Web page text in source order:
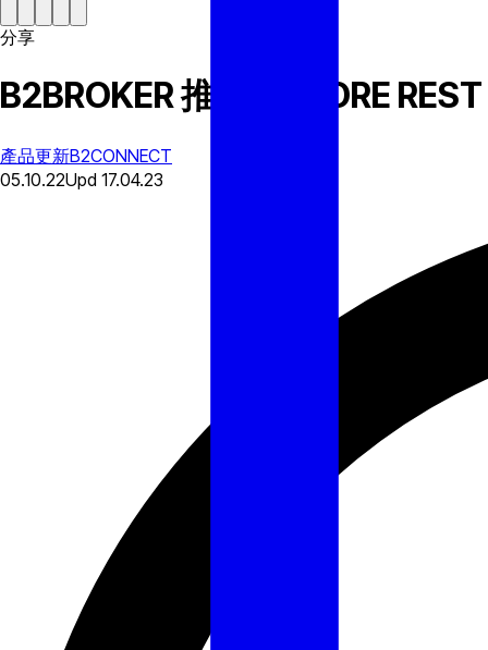
分享
B2BROKER 推出 B2CORE
產品更新B2CONNECT
05.10.22Upd 17.04.23